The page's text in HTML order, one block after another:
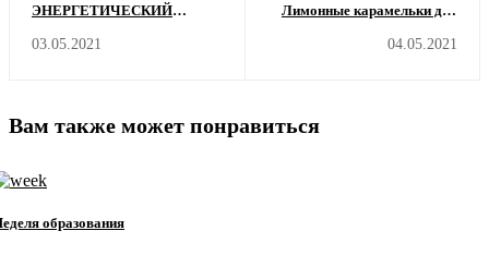
ЭНЕРГЕТИЧЕСКИЙ
ОБЩАТЬСЯ?
03.05.2021
Лимонные карамельки для
04.05.2021
Вам также может понравиться
образования